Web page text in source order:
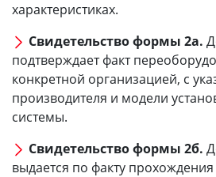
характеристиках.
Свидетельство формы 2а.
подтверждает факт
конкретной организацией, с
производителя и модели
системы.
Свидетельство формы 2б.
выдается по факту